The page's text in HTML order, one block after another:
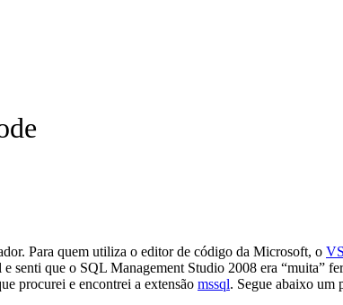
Para quem utiliza o editor de código da Microsoft, o
senti que o SQL Management Studio 2008 era “muita”
procurei e encontrei a extensão mssql. Segue abaixo um